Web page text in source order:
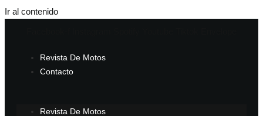
Ir al contenido
Revista De Motos
Contacto
Revista De Motos